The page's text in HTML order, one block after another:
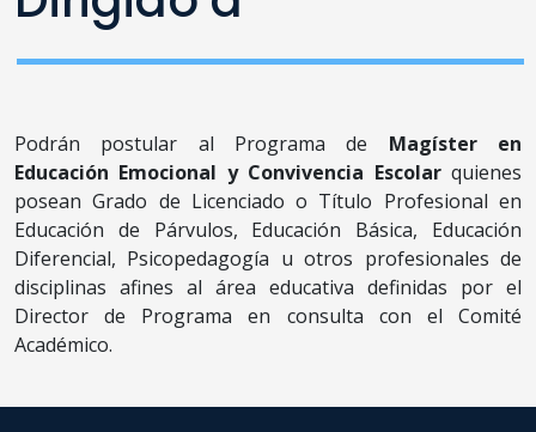
Podrán postular al Programa de Magíster en
Educación Emocional y Convivencia Escolarquienes
posean Grado de Licenciado o Título Profesional en
Educación de Párvulos, Educación Básica, Educación
Diferencial, Psicopedagogía u otros profesionales de
disciplinas afines al área educativa definidas por el
Director de Programa en consulta con el Comité
Académico.